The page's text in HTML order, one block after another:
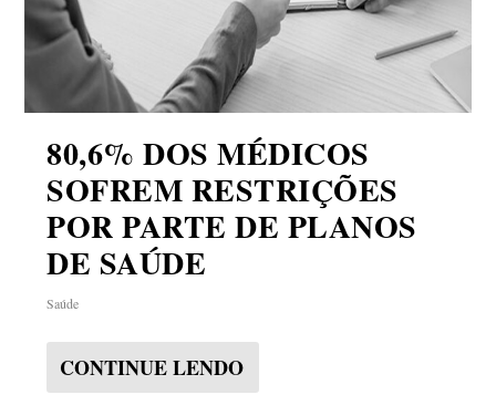
80,6% DOS MÉDICOS
SOFREM RESTRIÇÕES
POR PARTE DE PLANOS
DE SAÚDE
Saúde
CONTINUE LENDO